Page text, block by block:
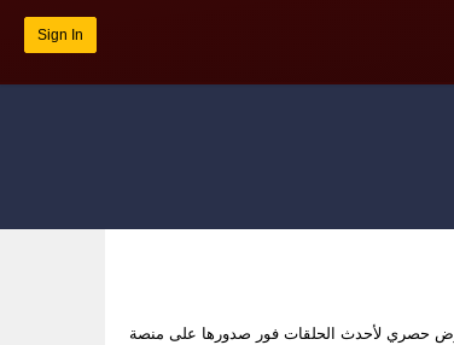
Sign In
حصري لأحدث الحلقات فور صدورها على منصة